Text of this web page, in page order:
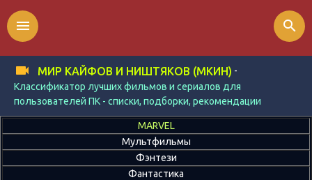
МИР КАЙФОВ И НИШТЯКОВ (МКИН) -
Классификатор лучших фильмов и сериалов для
пользователей ПК - списки, подборки, рекомендации
menu search
MARVEL
Мультфильмы
Фэнтези
Фантастика